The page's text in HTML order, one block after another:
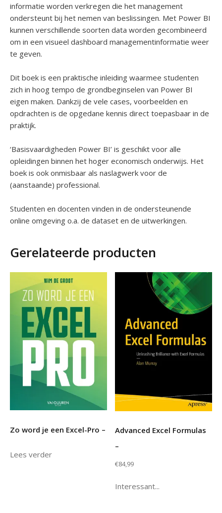
informatie worden verkregen die het management
ondersteunt bij het nemen van beslissingen. Met Power BI
kunnen verschillende soorten data worden gecombineerd
om in een visueel dashboard managementinformatie weer
te geven.
Dit boek is een praktische inleiding waarmee studenten
zich in hoog tempo de grondbeginselen van Power BI
eigen maken. Dankzij de vele cases, voorbeelden en
opdrachten is de opgedane kennis direct toepasbaar in de
praktijk.
‘Basisvaardigheden Power BI’ is geschikt voor alle
opleidingen binnen het hoger economisch onderwijs. Het
boek is ook onmisbaar als naslagwerk voor de
(aanstaande) professional.
Studenten en docenten vinden in de ondersteunende
online omgeving o.a. de dataset en de uitwerkingen.
Gerelateerde producten
Zo word je een Excel-Pro –
Lees verder
Advanced Excel Formulas
–
€84,99
Interessant...